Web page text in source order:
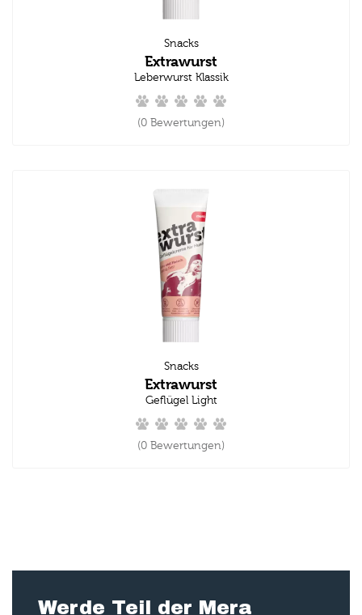
Snacks
Extrawurst
Leberwurst Klassik
(0 Bewertungen)
Snacks
Extrawurst
Geflügel Light
(0 Bewertungen)
Werde Teil der Mera